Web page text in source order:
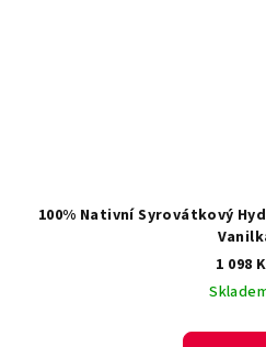
100% Nativní Syrovátkový
1 098